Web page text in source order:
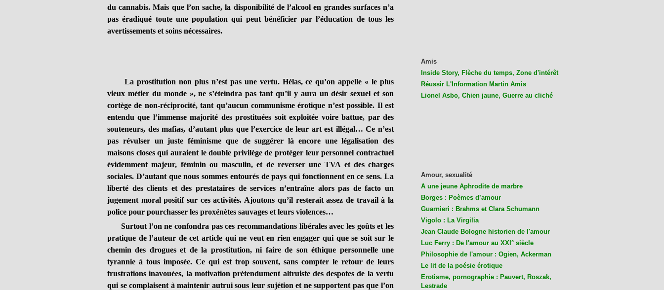
du cannabis. Mais que l’on sache, la disponibilité de l’alcool en grandes surfaces n’a
pas éradiqué toute une population qui peut bénéficier par l’éducation de tous les
avertissements et soins nécessaires.
La prostitution non plus n’est pas une vertu. Hélas, ce qu’on appelle « le plus
vieux métier du monde », ne s’éteindra pas tant qu’il y aura un désir sexuel et son
cortège de non-réciprocité, tant qu’aucun communisme érotique n’est possible. Il est
entendu que l’immense majorité des prostituées soit exploitée voire battue, par des
souteneurs, des mafias, d’autant plus que l’exercice de leur art est illégal… Ce n’est
pas révulser un juste féminisme que de suggérer là encore une légalisation des
maisons closes qui auraient le double privilège de protéger leur personnel contractuel
évidemment majeur, féminin ou masculin, et de reverser une TVA et des charges
sociales. D’autant que nous sommes entourés de pays qui fonctionnent en ce sens. La
liberté des clients et des prestataires de services n’entraîne alors pas de facto un
jugement moral positif sur ces activités. Ajoutons qu’il resterait assez de travail à la
police pour pourchasser les proxénètes sauvages et leurs violences…
Surtout l’on ne confondra pas ces recommandations libérales avec les goûts et les
pratique de l’auteur de cet article qui ne veut en rien engager qui que se soit sur le
chemin des drogues et de la prostitution, ni faire de son éthique personnelle une
tyrannie à tous imposée. Ce qui est trop souvent, sans compter le retour de leurs
frustrations inavouées, la motivation prétendument altruiste des despotes de la vertu
qui se complaisent à maintenir autrui sous leur sujétion et ne supportent pas que l’on
Amis
Inside Story, Flèche du temps, Zone d'intérêt
Réussir L'Information Martin Amis
Lionel Asbo, Chien jaune, Guerre au cliché
Amour, sexualité
A une jeune Aphrodite de marbre
Borges : Poèmes d’amour
Guarnieri : Brahms et Clara Schumann
Vigolo : La Virgilia
Jean Claude Bologne historien de l'amour
Luc Ferry : De l'amour au XXI° siècle
Philosophie de l'amour : Ogien, Ackerman
Le lit de la poésie érotique
Erotisme, pornographie : Pauvert, Roszak,
Lestrade